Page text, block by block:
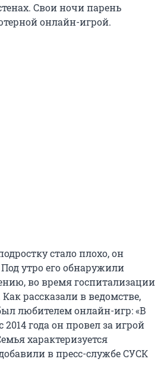
Свои ночи парень
онлайн-игрой.
стало плохо, он
утро его обнаружили
во время госпитализации
рассказали в ведомстве,
любителем онлайн-игр: «В
года он провел за игрой
характеризуется
в пресс-службе СУСК